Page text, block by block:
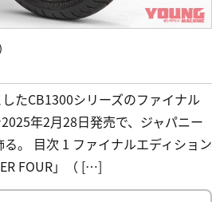
たCB1300シリーズのファイナル
年2月28日発売で、ジャパニー
。 目次 1 ファイナルエディション
FOUR」（ […]